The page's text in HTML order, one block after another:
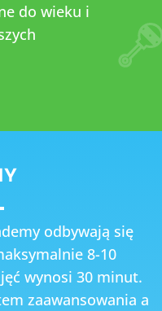
do wieku i
odbywają się
8-10
wynosi 30 minut.
zaawansowania a